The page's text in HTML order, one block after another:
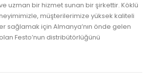
uzman bir hizmet sunan bir şirkettir. Köklü
müşterilerimize yüksek kaliteli
sağlamak için Almanya’nın önde gelen
Festo’nun distribütörlüğünü